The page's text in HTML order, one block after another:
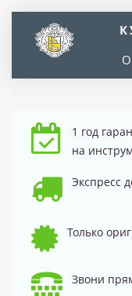
1 год
на
Экспресс
Только
Звони